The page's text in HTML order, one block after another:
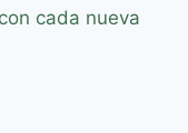
cada nueva